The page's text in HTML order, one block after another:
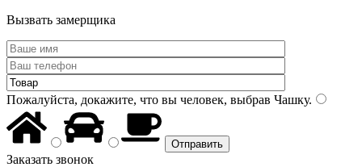
Вызвать замерщика
Пожалуйста, докажите, что вы человек, выбрав Чашку.
Заказать звонок